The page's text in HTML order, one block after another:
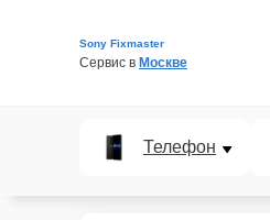
Sony Fixmaster
Сервис в Москве
Телефон